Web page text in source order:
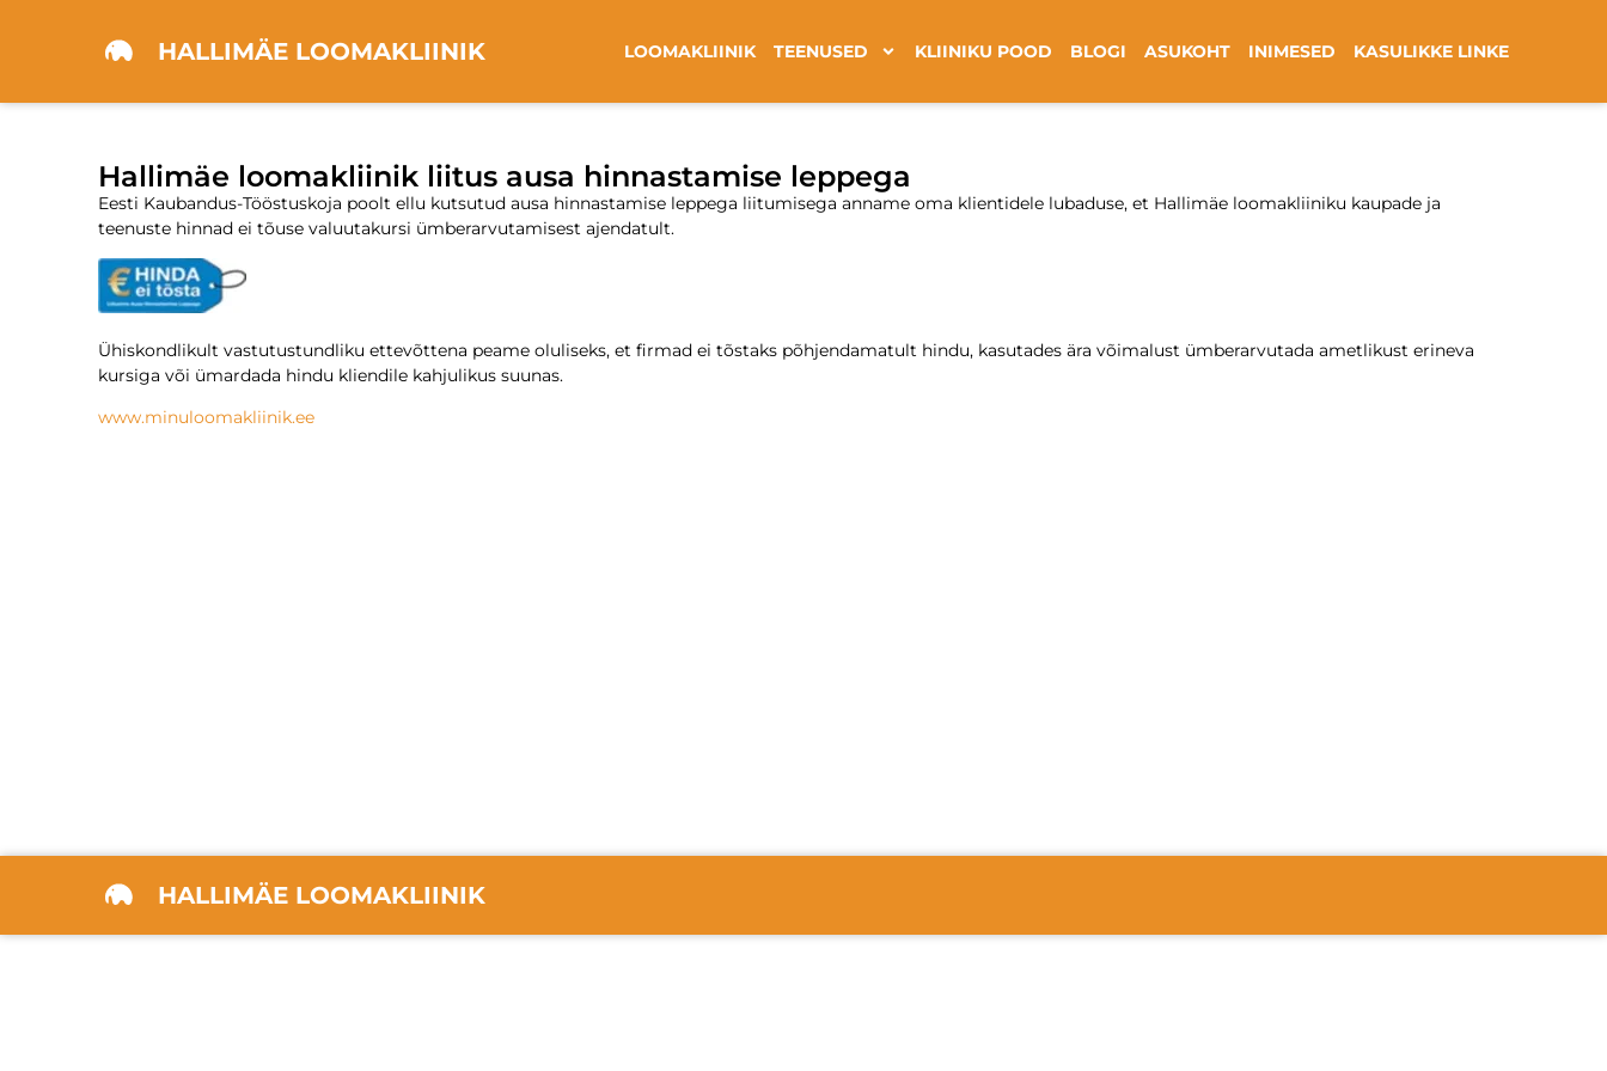
HALLIMÄE LOOMAKLIINIK LOOMAKLIINIK TEENUSED KLIINIKU POOD BLOGI ASUKOHT INIMESED KASULIKKE LINKE
Hallimäe loomakliinik liitus ausa hinnastamise leppega
Eesti Kaubandus-Tööstuskoja poolt ellu kutsutud ausa hinnastamise leppega liitumisega anname oma klientidele lubaduse, et Hallimäe loomakliiniku kaupade ja
teenuste hinnad ei tõuse valuutakursi ümberarvutamisest ajendatult.
Ühiskondlikult vastutustundliku ettevõttena peame oluliseks, et firmad ei tõstaks põhjendamatult hindu, kasutades ära võimalust ümberarvutada ametlikust erineva
kursiga või ümardada hindu kliendile kahjulikus suunas.
www.minuloomakliinik.ee
HALLIMÄE LOOMAKLIINIK